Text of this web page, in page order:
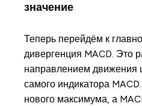
значение
Теперь перейдём к
дивергенция MACD. Это
направлением движения
самого индикатора
нового максимума, а